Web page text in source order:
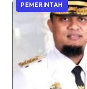
PEMERINTAH